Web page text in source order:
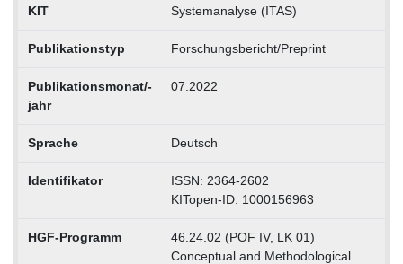
KIT
Systemanalyse (ITAS)
Publikationstyp Forschungsbericht/Preprint
Publikationsmonat/-
jahr
07.2022
Sprache Deutsch
Identifikator
ISSN: 2364-2602
KITopen-ID: 1000156963
HGF-Programm
46.24.02 (POF IV, LK 01)
Conceptual and Methodological